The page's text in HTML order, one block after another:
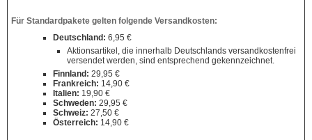
Für Standardpakete gelten folgende Versandkosten:
Deutschland: 6,95 €
Aktionsartikel, die innerhalb Deutschlands versandkostenfrei
versendet werden, sind entsprechend gekennzeichnet.
Finnland: 29,95 €
Frankreich: 14,90 €
Italien: 19,90 €
Schweden: 29,95 €
Schweiz: 27,50 €
Österreich: 14,90 €